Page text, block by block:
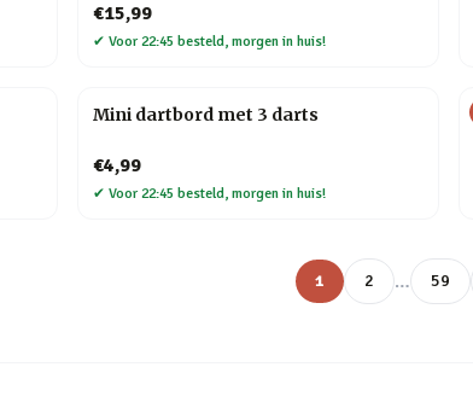
€15,99
✔ Voor 22:45 besteld, morgen in huis!
Mini dartbord met 3 darts
€4,99
✔ Voor 22:45 besteld, morgen in huis!
1 2 … 59